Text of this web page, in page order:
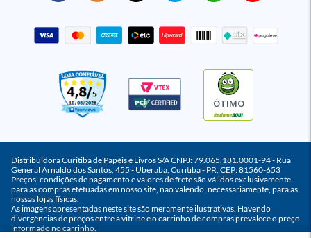
ÓTIMO
Distribuidora Curitiba de Papéis e Livros S/A CNPJ: 79.065.181.0001-94 - Rua
General Arnaldo dos Santos, 455 - Uberaba, Curitiba - PR, CEP: 81560-653
Preços, condições de pagamento e valores de frete são válidos exclusivamente
para as compras efetuadas em nosso site, não valendo, necessariamente, para as
nossas lojas físicas.
As imagens apresentadas neste site são meramente ilustrativas. Havendo
divergências de preços entre a vitrine e o carrinho de compras prevalece o preço
informado no carrinho.